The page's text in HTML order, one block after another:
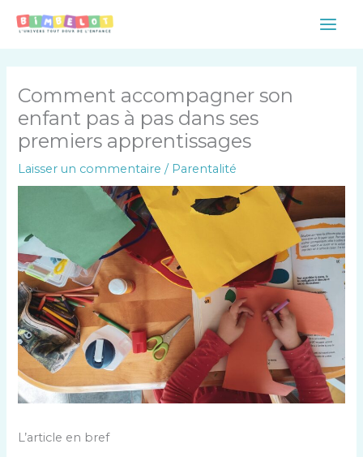
Main
Comment accompagner son
enfant pas à pas dans ses
premiers apprentissages
Laisser un commentaire / Parentalité
L’article en bref